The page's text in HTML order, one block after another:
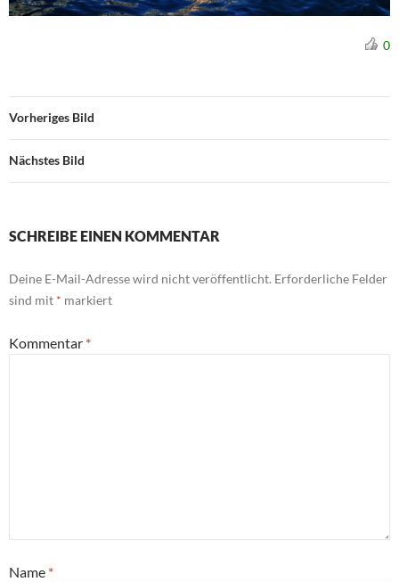
0
Vorheriges Bild
Nächstes Bild
SCHREIBE EINEN KOMMENTAR
Deine E-Mail-Adresse wird nicht veröffentlicht. Erforderliche Felder
sind mit * markiert
Kommentar *
Name *